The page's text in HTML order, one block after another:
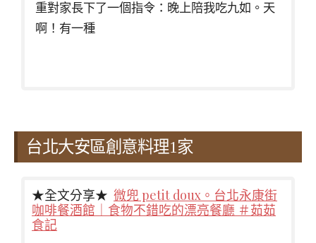
重對家長下了一個指令：晚上陪我吃九如。天
啊！有一種
台北大安區創意料理1家
★全文分享★ 微兜 petit doux。台北永康街
咖啡餐酒館｜食物不錯吃的漂亮餐廳 ＃茹茹
食記